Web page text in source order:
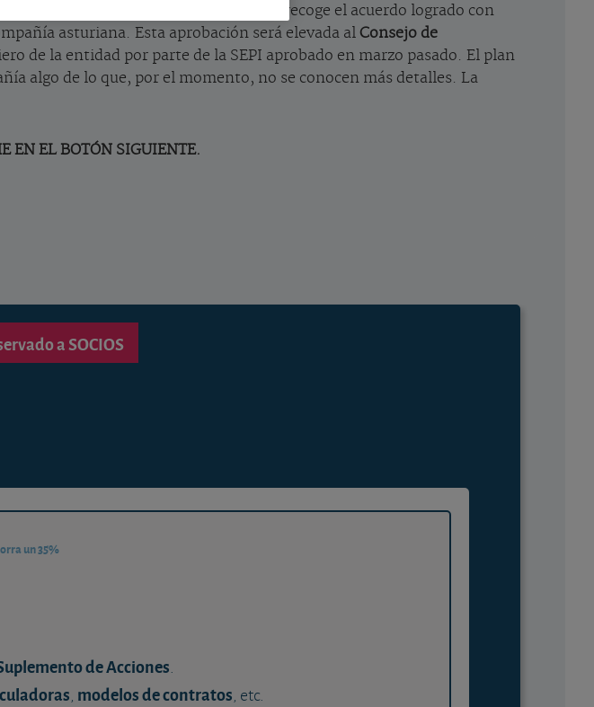
de Duro Felguera. El plan recoge el acuerdo logrado con
asturiana. Esta aprobación será elevada al Consejo de
de la entidad por parte de la SEPI aprobado en marzo pasado. El plan
algo de lo que, por el momento, no se conocen más detalles. La
EN EL BOTÓN SIGUIENTE.
a SOCIOS
un 35%
de Acciones.
, modelos de contratos, etc.